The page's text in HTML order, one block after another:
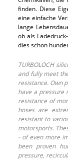
finden. Diese
eine einfache
lange
ob als
dies schon
TURBOLOCH
and fully meet
resistance. Own
have a pressure
resistance of
hoses are
resistant to
motorsports.
- of even more
been proven
pressure,